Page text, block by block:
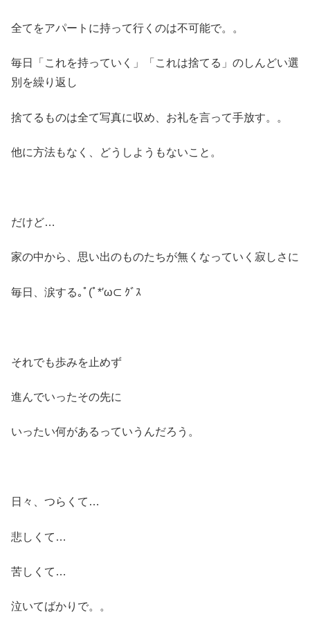
全てをアパートに持って行くのは不可能で。。
毎日「これを持っていく」「これは捨てる」のしんどい選
別を繰り返し
捨てるものは全て写真に収め、お礼を言って手放す。。
他に方法もなく、どうしようもないこと。
だけど…
家の中から、思い出のものたちが無くなっていく寂しさに
毎日、涙する｡ﾟ(ﾟ*′ω⊂ ｸﾞｽ
それでも歩みを止めず
進んでいったその先に
いったい何があるっていうんだろう。
日々、つらくて…
悲しくて…
苦しくて…
泣いてばかりで。。